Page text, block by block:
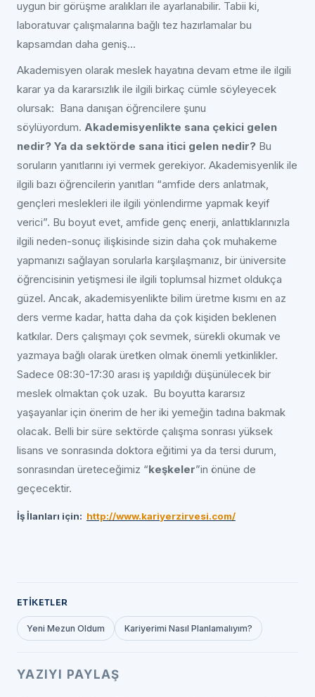
uygun bir görüşme aralıkları ile ayarlanabilir. Tabii ki,
laboratuvar çalışmalarına bağlı tez hazırlamalar bu
kapsamdan daha geniş...
Akademisyen olarak meslek hayatına devam etme ile ilgili
karar ya da kararsızlık ile ilgili birkaç cümle söyleyecek
olursak: Bana danışan öğrencilere şunu
söylüyordum. Akademisyenlikte sana çekici gelen
nedir? Ya da sektörde sana itici gelen nedir? Bu
soruların yanıtlarını iyi vermek gerekiyor. Akademisyenlik ile
ilgili bazı öğrencilerin yanıtları “amfide ders anlatmak,
gençleri meslekleri ile ilgili yönlendirme yapmak keyif
verici”. Bu boyut evet, amfide genç enerji, anlattıklarınızla
ilgili neden-sonuç ilişkisinde sizin daha çok muhakeme
yapmanızı sağlayan sorularla karşılaşmanız, bir üniversite
öğrencisinin yetişmesi ile ilgili toplumsal hizmet oldukça
güzel. Ancak, akademisyenlikte bilim üretme kısmı en az
ders verme kadar, hatta daha da çok kişiden beklenen
katkılar. Ders çalışmayı çok sevmek, sürekli okumak ve
yazmaya bağlı olarak üretken olmak önemli yetkinlikler.
Sadece 08:30-17:30 arası iş yapıldığı düşünülecek bir
meslek olmaktan çok uzak. Bu boyutta kararsız
yaşayanlar için önerim de her iki yemeğin tadına bakmak
olacak. Belli bir süre sektörde çalışma sonrası yüksek
lisans ve sonrasında doktora eğitimi ya da tersi durum,
sonrasından üreteceğimiz “keşkeler”in önüne de
geçecektir.
İş İlanları için: http://www.kariyerzirvesi.com/
ETIKETLER
Yeni Mezun Oldum Kariyerimi Nasıl Planlamalıyım?
YAZIYI PAYLAŞ